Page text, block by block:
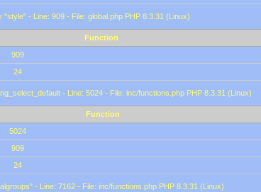
"style" - Line: 909 - File: global.php PHP 8.3.31 (Linux)
Function
909
24
- Line: 5024 - File: inc/functions.php PHP 8.3.31 (Linux)
Function
5024
909
24
- Line: 7162 - File: inc/functions.php PHP 8.3.31 (Linux)